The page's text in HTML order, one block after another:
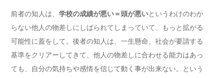
前者の知人は、 学校の成績が悪い＝頭が悪いというわけのわか
らない他人の物差しにしばられてしまっていて、もっと拡がる
可能性に蓋をして。後者の知人は、一生懸命、社会が要請する
基準をクリアーしてきて、他人の物差しに合わせる能力はあっ
ても、自分の気持ちや感情を信じて動く事が出来ない。という